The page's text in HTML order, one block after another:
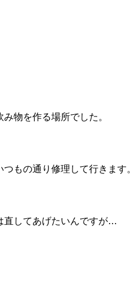
物を作る場所でした。
もの通り修理して行きます。
直してあげたいんですが…